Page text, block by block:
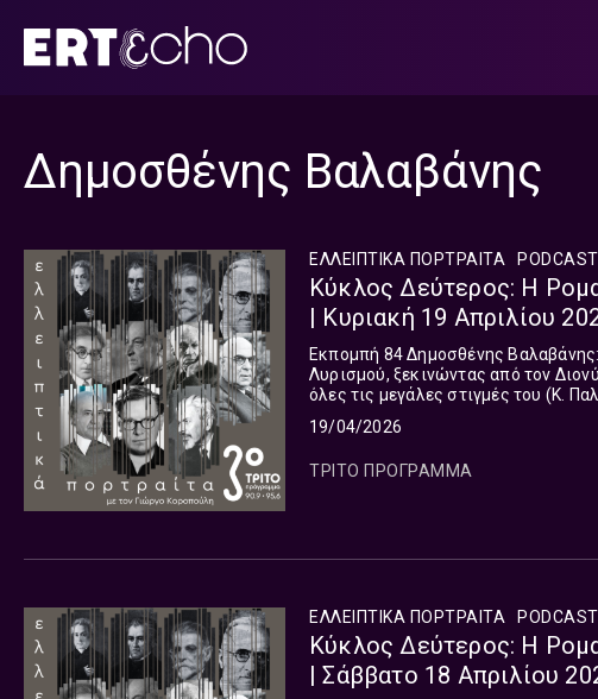
περιεχόμενο
Δημοσθένης Βαλαβάνης
ΕΛΛΕΙΠΤΙΚΑ ΠΟΡΤΡΑΙΤΑ
Κύκλος Δεύτερος: Η
| Κυριακή 19 Απριλίου
Εκπομπή 84 Δημοσθένης Βαλαβάνης: «Δύο Νύκτες» - μέρος β΄ Η Ιστορία του Νεοελληνικού
Λυρισμού, ξεκινώντας από τον
όλες τις μεγάλες στιγμές του (Κ.
19/04/2026
ΤΡΙΤΟ ΠΡΟΓΡΑΜΜΑ
ΕΛΛΕΙΠΤΙΚΑ ΠΟΡΤΡΑΙΤΑ
Κύκλος Δεύτερος: Η
| Σάββατο 18 Απριλίου